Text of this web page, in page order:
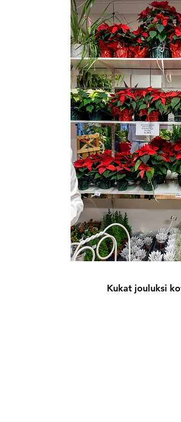
Kukat jouluksi